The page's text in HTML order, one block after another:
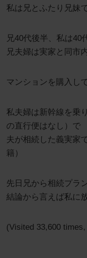
私は兄とふたり兄妹
兄40代後半、私は40
兄夫婦は実家と同市
マンションを購入し
私夫婦は新幹線を乗
の直行便はなし）で
夫が相続した義実家
籍）
先日兄から相続プラ
結論から言えば私に
(Visited 33,600